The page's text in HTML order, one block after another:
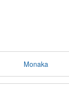
Monaka